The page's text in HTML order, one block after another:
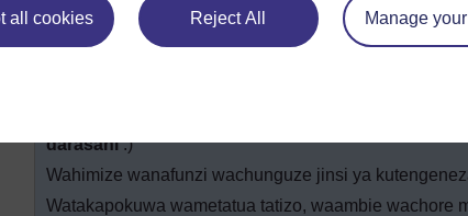
all cookies Reject All Manage
Liweke darasa lako katika makundi madogo ya
wape: pini ya chuma, betri ya tochi inayofanya kazi
Yaambie makundi kuwa unayaandalia tatizo. Inabidi
darasani.)
Wahimize wanafunzi wachunguze jinsi ya
Watakapokuwa wametatua tatizo, waambie wachore